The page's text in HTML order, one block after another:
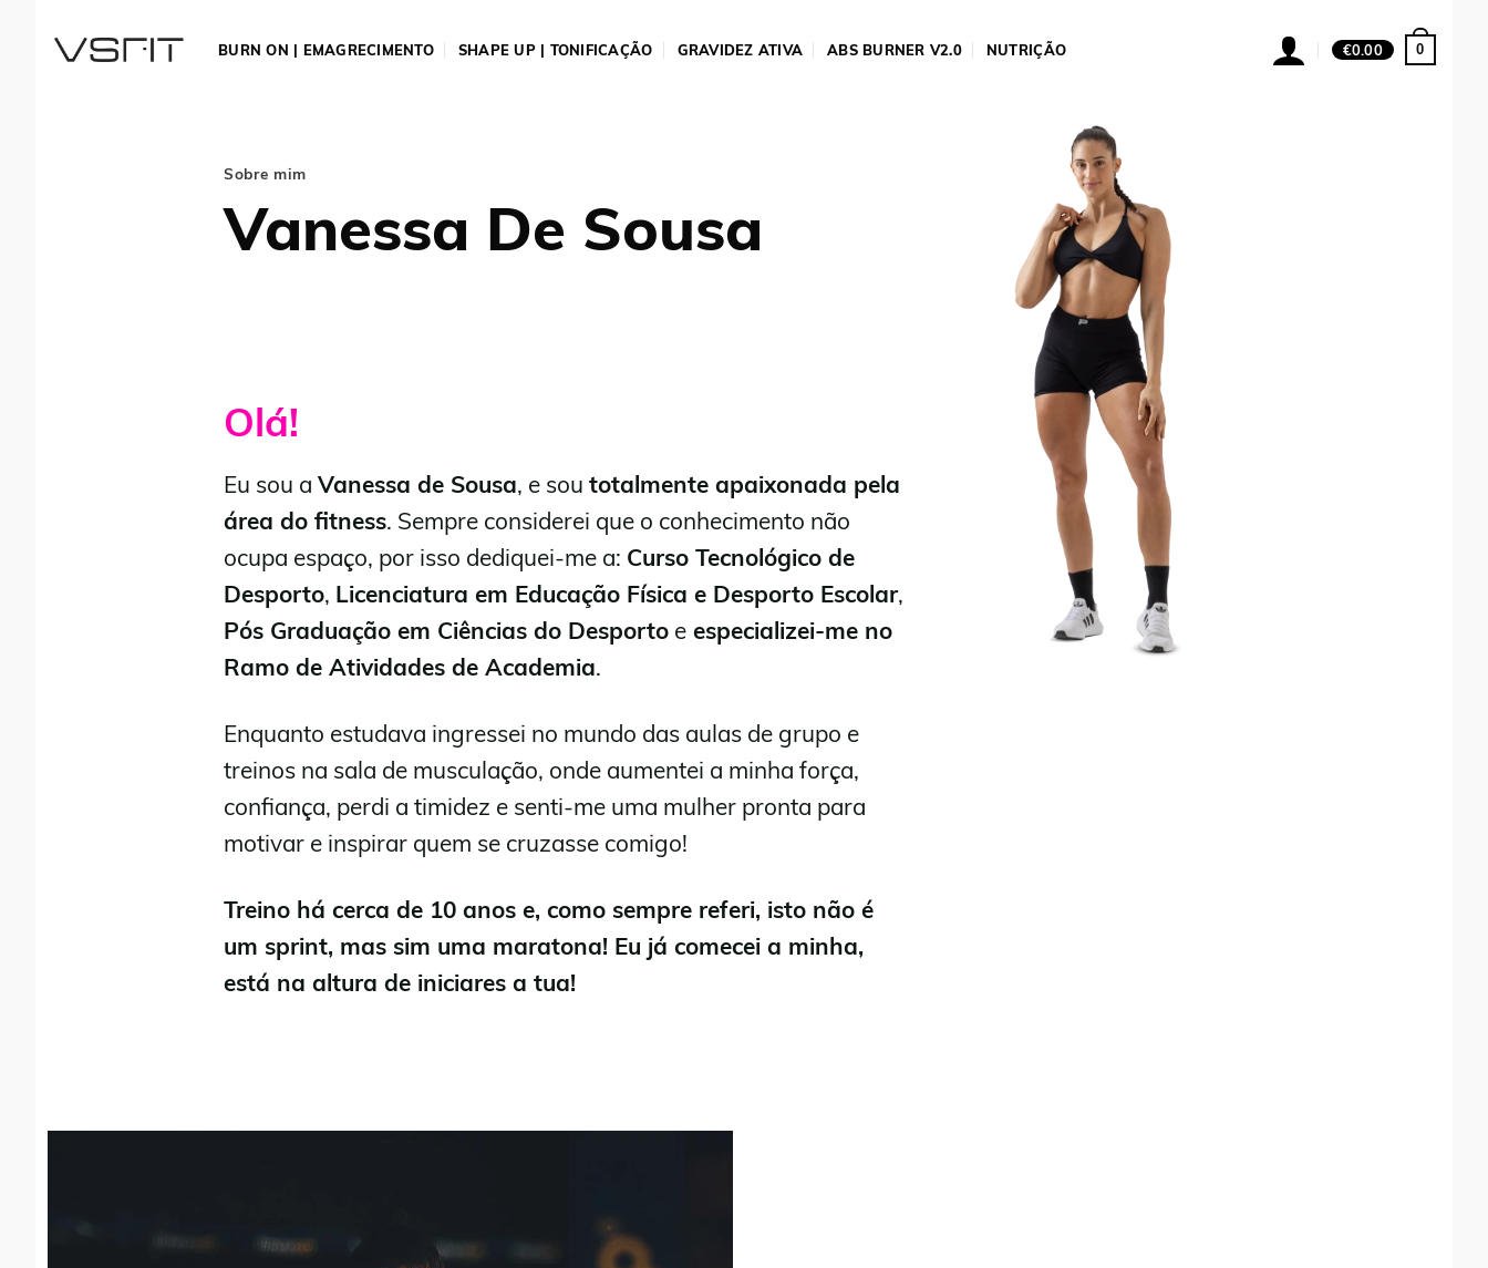
content
BURN ON | EMAGRECIMENTO SHAPE UP | TONIFICAÇÃO GRAVIDEZ ATIVA ABS BURNER V2.0 NUTRIÇÃO €0.00 0
Sobre mim
Vanessa De Sousa
Olá!
Eu sou a Vanessa de Sousa, e sou totalmente apaixonada pela
área do fitness. Sempre considerei que o conhecimento não
ocupa espaço, por isso dediquei-me a: Curso Tecnológico de
Desporto, Licenciatura em Educação Física e Desporto Escolar,
Pós Graduação em Ciências do Desporto e especializei-me no
Ramo de Atividades de Academia.
Enquanto estudava ingressei no mundo das aulas de grupo e
treinos na sala de musculação, onde aumentei a minha força,
confiança, perdi a timidez e senti-me uma mulher pronta para
motivar e inspirar quem se cruzasse comigo!
Treino há cerca de 10 anos e, como sempre referi, isto não é
um sprint, mas sim uma maratona! Eu já comecei a minha,
está na altura de iniciares a tua!